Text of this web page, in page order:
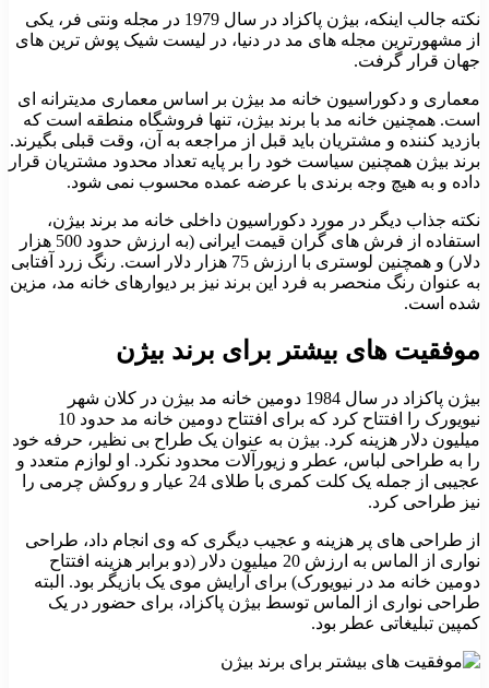
نکته جالب اینکه، بیژن پاکزاد در سال 1979 در مجله ونتی فر، یکی
از مشهورترین مجله های مد در دنیا، در لیست شیک پوش ترین های
جهان قرار گرفت.
معماری و دکوراسیون خانه مد بیژن بر اساس معماری مدیترانه ای
است. همچنین خانه مد با برند بیژن، تنها فروشگاه منطقه است که
بازدید کننده و مشتریان باید قبل از مراجعه به آن، وقت قبلی بگیرند.
برند بیژن همچنین سیاست خود را بر پایه تعداد محدود مشتریان قرار
داده و به هیچ وجه برندی با عرضه عمده محسوب نمی شود.
نکته جذاب دیگر در مورد دکوراسیون داخلی خانه مد برند بیژن،
استفاده از فرش های گران قیمت ایرانی (به ارزش حدود 500 هزار
دلار) و همچنین لوستری با ارزش 75 هزار دلار است. رنگ زرد آفتابی
به عنوان رنگ منحصر به فرد این برند نیز بر دیوارهای خانه مد، مزین
شده است.
موفقیت های بیشتر برای برند بیژن
بیژن پاکزاد در سال 1984 دومین خانه مد بیژن در کلان شهر
نیویورک را افتتاح کرد که برای افتتاح دومین خانه مد حدود 10
میلیون دلار هزینه کرد. بیژن به عنوان یک طراح بی نظیر، حرفه خود
را به طراحی لباس، عطر و زیورآلات محدود نکرد. او لوازم متعدد و
عجیبی از جمله یک کلت کمری با طلای 24 عیار و روکش چرمی را
نیز طراحی کرد.
از طراحی های پر هزینه و عجیب دیگری که وی انجام داد، طراحی
نواری از الماس به ارزش 20 میلیون دلار (دو برابر هزینه افتتاح
دومین خانه مد در نیویورک) برای آرایش موی یک بازیگر بود. البته
طراحی نواری از الماس توسط بیژن پاکزاد، برای حضور در یک
کمپین تبلیغاتی عطر بود.